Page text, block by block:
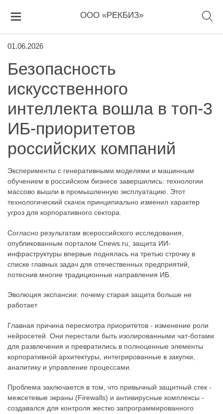
ООО «РЕКБИЗ»
01.06.2026
Безопасность
искусственного
интеллекта вошла в топ-3
ИБ-приоритетов
российских компаний
Эксперименты с генеративными моделями и машинным
обучением в российском бизнесе завершились: технологии
массово вышли в промышленную эксплуатацию. Этот
технологический скачок принципиально изменил характер
угроз для корпоративного сектора.
Согласно результатам всероссийского исследования,
опубликованным порталом Cnews.ru, защита ИИ-
инфраструктуры впервые поднялась на третью строчку в
списке главных задач для отечественных предприятий,
потеснив многие традиционные направления ИБ.
Эволюция экспансии: почему старая защита больше не
работает
Главная причина пересмотра приоритетов - изменение роли
нейросетей. Они перестали быть изолированными чат-ботами
для развлечения и превратились в полноценные элементы
корпоративной архитектуры, интегрированные в закупки,
аналитику и управление процессами.
Проблема заключается в том, что привычный защитный стек -
межсетевые экраны (Firewalls) и антивирусные комплексы -
создавался для контроля жестко запрограммированного